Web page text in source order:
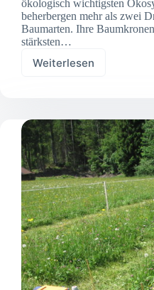
ökologisch wichtigsten
beherbergen mehr als zwei
Baumarten. Ihre
stärksten…
Weiterlesen
Die
Waldkronen